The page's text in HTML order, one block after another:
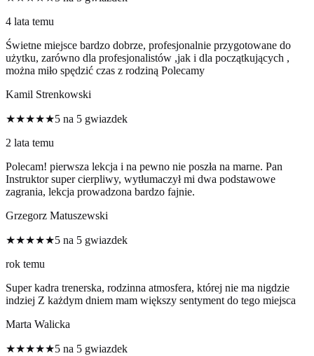
4 lata temu
Świetne miejsce bardzo dobrze, profesjonalnie przygotowane do
użytku, zarówno dla profesjonalistów ,jak i dla początkujących ,
można miło spędzić czas z rodziną Polecamy
Kamil Strenkowski
★★★★★5 na 5 gwiazdek
2 lata temu
Polecam! pierwsza lekcja i na pewno nie poszła na marne. Pan
Instruktor super cierpliwy, wytłumaczył mi dwa podstawowe
zagrania, lekcja prowadzona bardzo fajnie.
Grzegorz Matuszewski
★★★★★5 na 5 gwiazdek
rok temu
Super kadra trenerska, rodzinna atmosfera, której nie ma nigdzie
indziej Z każdym dniem mam większy sentyment do tego miejsca
Marta Walicka
★★★★★5 na 5 gwiazdek